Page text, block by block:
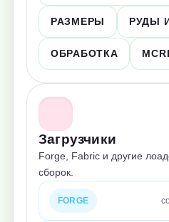
РАЗМЕРЫ РУДЫ
ОБРАБОТКА
Загрузчики
Forge, Fabric и другие
сборок.
FORGE